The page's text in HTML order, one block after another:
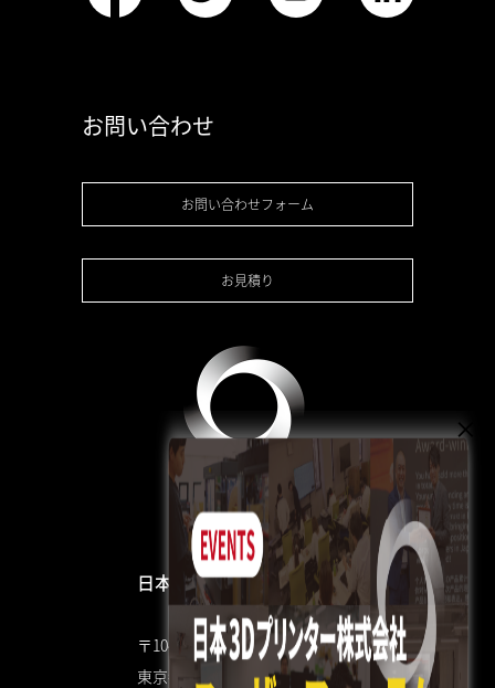
お問い合わせ
お問い合わせフォーム
お見積り
日本3Dプリンター株式会社
〒104-0053
東京都中央区晴海4丁目7-4